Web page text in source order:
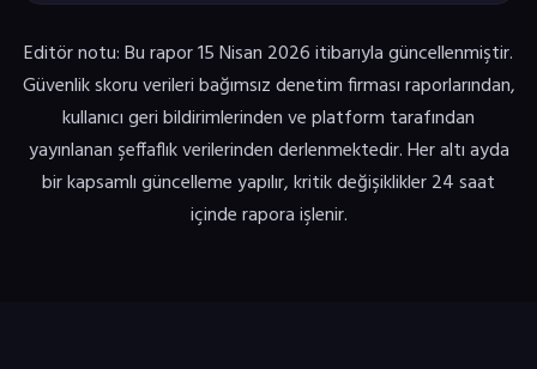
Editör notu: Bu rapor 15 Nisan 2026 itibarıyla güncellenmiştir.
Güvenlik skoru verileri bağımsız denetim firması raporlarından,
kullanıcı geri bildirimlerinden ve platform tarafından
yayınlanan şeffaflık verilerinden derlenmektedir. Her altı ayda
bir kapsamlı güncelleme yapılır, kritik değişiklikler 24 saat
içinde rapora işlenir.